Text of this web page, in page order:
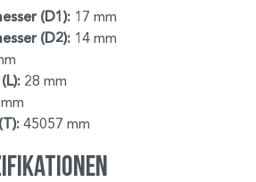
(D1): 17 mm
(D2): 14 mm
28 mm
45057 mm